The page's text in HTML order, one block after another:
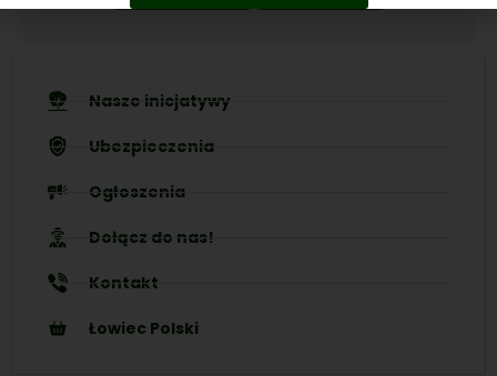
Nasze inicjatywy
Ubezpieczenia
Ogłoszenia
Dołącz do nas!
Kontakt
Łowiec Polski